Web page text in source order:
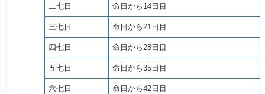
二七日 命日から14日目
三七日 命日から21日目
四七日 命日から28日目
五七日 命日から35日目
六七日 命日から42日目